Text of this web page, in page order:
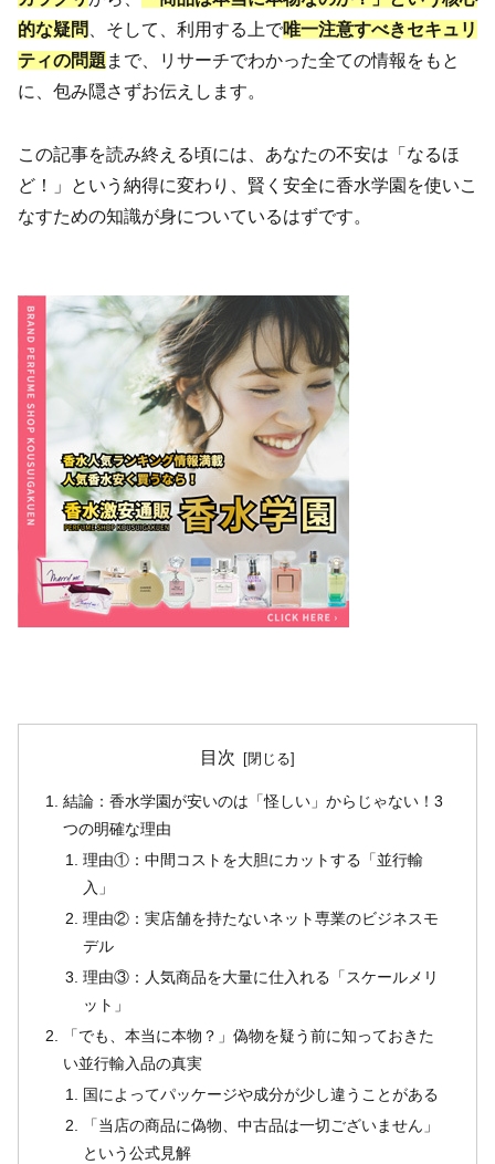
的な疑問
、そして、利用する上で唯一注意すべきセキュリ
ティの問題 まで、リサーチでわかった全ての情報をもと
に、包み隠さずお伝えします。
この記事を読み終える頃には、あなたの不安は「なるほ
ど！」という納得に変わり、賢く安全に香水学園を使いこ
なすための知識が身についているはずです。
目次
結論：香水学園が安いのは「怪しい」からじゃない！3
つの明確な理由
理由①：中間コストを大胆にカットする「並行輸
入」
理由②：実店舗を持たないネット専業のビジネスモ
デル
理由③：人気商品を大量に仕入れる「スケールメリ
ット」
「でも、本当に本物？」偽物を疑う前に知っておきた
い並行輸入品の真実
国によってパッケージや成分が少し違うことがある
「当店の商品に偽物、中古品は一切ございません」
という公式見解